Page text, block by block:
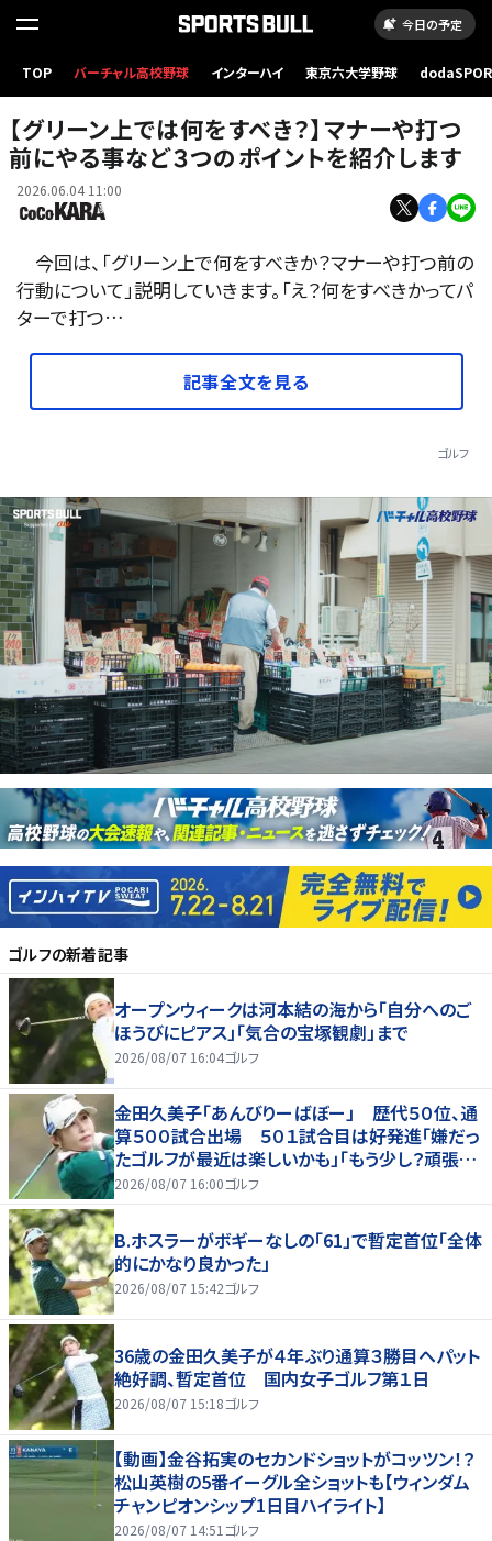
今日の予定
TOP バーチャル高校野球 インターハイ 東京六大学野球
【グリーン上では何をすべき？】マナーや打つ
前にやる事など３つのポイントを紹介します
2026.06.04 11:00
今回は、「グリーン上で何をすべきか？マナーや打つ前の
行動について」説明していきます。「え？何をすべきかってパ
ターで打つ…
記事全文を見る
ゴルフ
ゴルフの新着記事
オープンウィークは河本結の海から「自分へのご
ほうびにピアス」「気合の宝塚観劇」まで
2026/08/07 16:04ゴルフ
金田久美子「あんびりーばぼー」 歴代５０位、通
算５００試合出場 ５０１試合目は好発進「嫌だっ
たゴルフが最近は楽しいかも」「もう少し？頑張り
たいな」
2026/08/07 16:00ゴルフ
B.ホスラーがボギーなしの「61」で暫定首位「全体
的にかなり良かった」
2026/08/07 15:42ゴルフ
36歳の金田久美子が４年ぶり通算３勝目へパット
絶好調、暫定首位 国内女子ゴルフ第１日
2026/08/07 15:18ゴルフ
【動画】金谷拓実のセカンドショットがコッツン！？
松山英樹の5番イーグル全ショットも【ウィンダム
チャンピオンシップ1日目ハイライト】
2026/08/07 14:51 ゴルフ